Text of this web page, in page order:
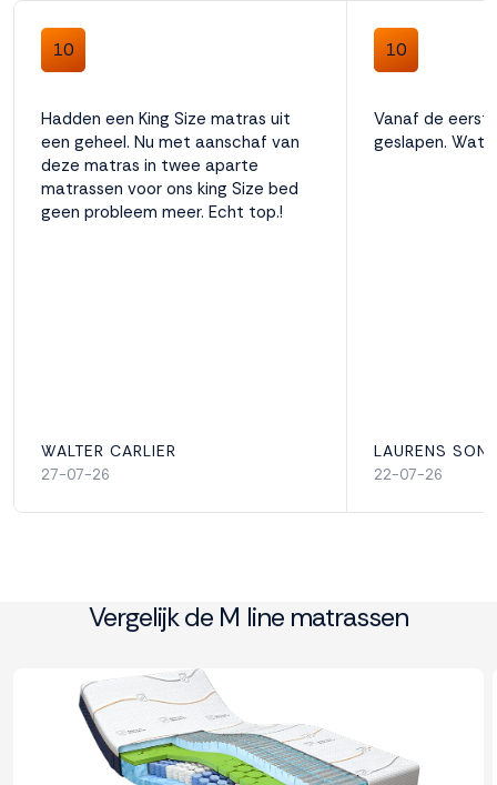
Aantal nachten omruilgarantie
Anti allergeen
Comfortzones
Geproduceerd in
Nederland
100% polyester
Max. gewicht (per persoon)
10
Hadden een King Size matras uit
een geheel. Nu met aanschaf van
deze matras in twee aparte
matrassen voor ons king Size bed
geen probleem meer. Echt top.!
WALTER CARLIER
27-07-26
10
Vanaf de
geslapen. Wat
LAURENS
22-07-26
Vergelijk de M line matrassen